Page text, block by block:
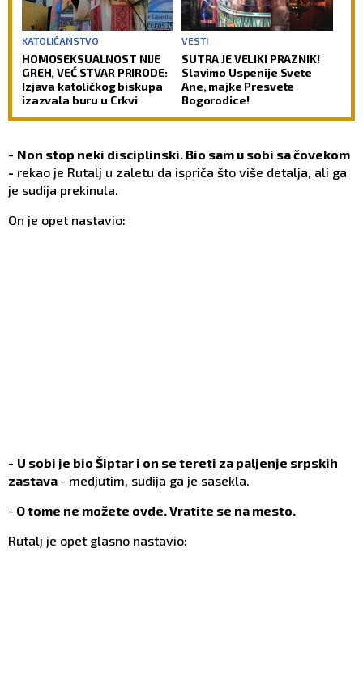
KATOLIČANSTVO
HOMOSEKSUALNOST NIJE
GREH, VEĆ STVAR PRIRODE:
Izjava katoličkog biskupa
izazvala buru u Crkvi
VESTI
SUTRA JE VELIKI PRAZNIK!
Slavimo Uspenije Svete
Ane, majke Presvete
Bogorodice!
- Non stop neki disciplinski. Bio sam u sobi sa čovekom
- rekao je Rutalj u zaletu da ispriča što više detalja, ali ga
je sudija prekinula.
On je opet nastavio:
- U sobi je bio Šiptar i on se tereti za paljenje srpskih
zastava - medjutim, sudija ga je sasekla.
- O tome ne možete ovde. Vratite se na mesto.
Rutalj je opet glasno nastavio: